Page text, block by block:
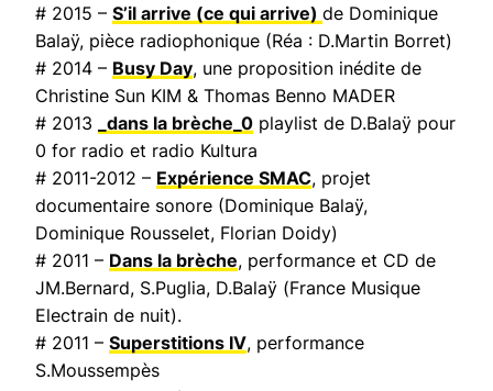
# 2015 – S’il arrive (ce qui arrive) de Dominique
Balaÿ, pièce radiophonique (Réa : D.Martin Borret)
# 2014 – Busy Day, une proposition inédite de
Christine Sun KIM & Thomas Benno MADER
# 2013
_dans la brèche_0 playlist de D.Balaÿ pour
0 for radio et radio Kultura
# 2011-2012 – Expérience SMAC, projet
documentaire sonore (Dominique Balaÿ,
Dominique Rousselet, Florian Doidy)
# 2011 – Dans la brèche, performance et CD de
JM.Bernard, S.Puglia, D.Balaÿ (France Musique
Electrain de nuit).
# 2011 – Superstitions IV, performance
S.Moussempès